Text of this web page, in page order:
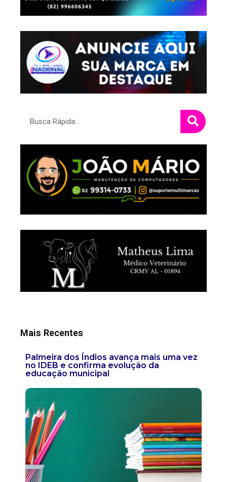
Mais Recentes
Palmeira dos Índios avança mais uma vez
no IDEB e confirma evolução da
educação municipal